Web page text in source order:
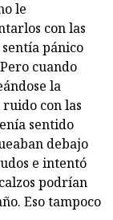
le
con las
pánico
cuando
la
con las
sentido
debajo
e intentó
podrían
Eso tampoco